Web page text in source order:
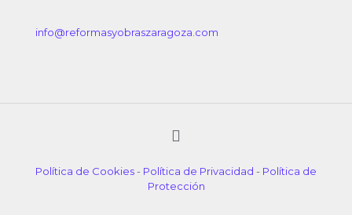
info@reformasyobraszaragoza.com
Política de Cookies- Política de Privacidad - Política de
Protección